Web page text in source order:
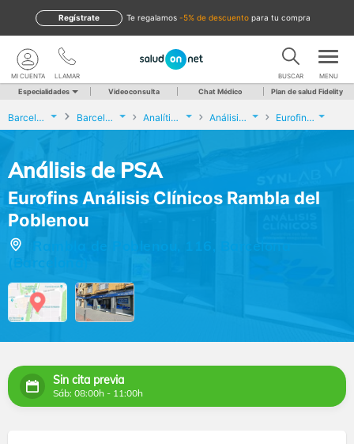
te regalamos -5% de descuento para tu compra
Regístrate
LLAMAR
MI CUENTA BUSCAR MENU
Especialidades Videoconsulta Chat Médico Plan de salud Fidelity
Barcelona Barcelona Analíticas y Genética Análisis de PSA Eurofins Análisis Clínicos Rambla del Poblenou
Análisis de PSA
Eurofins Análisis Clínicos Rambla del
Poblenou
Rambla de Poblenou, 116, Barcelona
(Barcelona)
Sin cita previa
Sáb: 08:00h - 11:00h